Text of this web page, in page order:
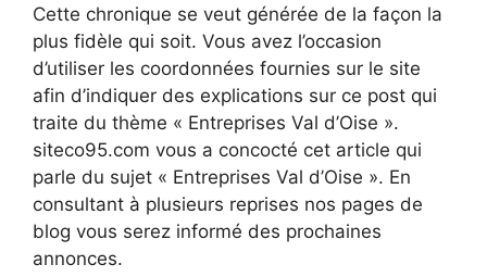
Cette chronique se veut générée de la façon la
plus fidèle qui soit. Vous avez l’occasion
d’utiliser les coordonnées fournies sur le site
afin d’indiquer des explications sur ce post qui
traite du thème « Entreprises Val d’Oise ».
siteco95.com vous a concocté cet article qui
parle du sujet « Entreprises Val d’Oise ». En
consultant à plusieurs reprises nos pages de
blog vous serez informé des prochaines
annonces.